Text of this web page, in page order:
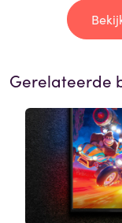
Gerelateerde